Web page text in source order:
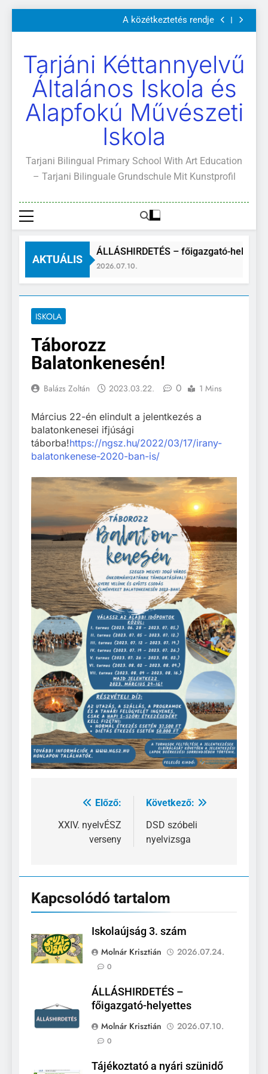
a
Szülői értekezletek 2026. május 04-14.
A közétkeztetés rendje
Kötelező és ajánlott olvasmányok
Szülői értekezletek 2026. május 04-14.
A közétkeztetés rendje
Kötelező és ajánlott olvasmányok
A Mi Világunk!
Tarjáni Kéttannyelvű
Általános Iskola és
Alapfokú Művészeti
Iskola
Tarjani Bilingual Primary School With Art Education
– Tarjani Bilinguale Grundschule Mit Kunstprofil
AKTUÁLIS
ÁLLÁSHIRDETÉS – főigazgató-helyettes
2026.07.10.
ISKOLA
Táborozz
Balatonkenesén!
Balázs Zoltán 2023.03.22. 0 1 Mins
Március 22-én elindult a jelentkezés a
balatonkenesei ifjúsági
táborba!https://ngsz.hu/2022/03/17/irany-
balatonkenese-2020-ban-is/
Bejegyzés
navigáció
Előző:
XXIV. nyelvÉSZ
verseny
Következő:
DSD szóbeli
nyelvizsga
Kapcsolódó tartalom
Iskolaújság 3. szám
Molnár Krisztián
2026.07.24.
0
ÁLLÁSHIRDETÉS –
főigazgató-helyettes
Molnár Krisztián
2026.07.10.
0
Tájékoztató a nyári szünidő